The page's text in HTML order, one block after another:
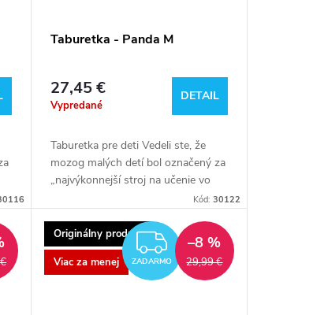
Taburetka - Panda M
27,45 €
Vypredané
DETAIL
Taburetka pre deti Vedeli ste, že
mozog malých detí bol označený za
„najvýkonnejší stroj na učenie vo
vesmíre“? Takmer okamžite po
sa...
Kód: 30122
Originálny produkt
Viac za menej
ZADARMO
ZADARMO 29,99 €
–8 %